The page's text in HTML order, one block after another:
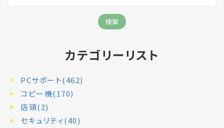
カテゴリーリスト
PCサポート(462)
コピー機(170)
店頭(2)
セキュリティ(40)